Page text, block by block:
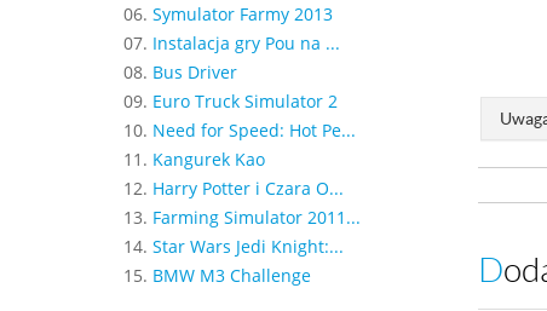
06. Symulator Farmy 2013
07. Instalacja gry Pou na ...
08. Bus Driver
09. Euro Truck Simulator 2
10. Need for Speed: Hot Pe...
11. Kangurek Kao
12. Harry Potter i Czara O...
13. Farming Simulator 2011...
14. Star Wars Jedi Knight:...
15. BMW M3 Challenge